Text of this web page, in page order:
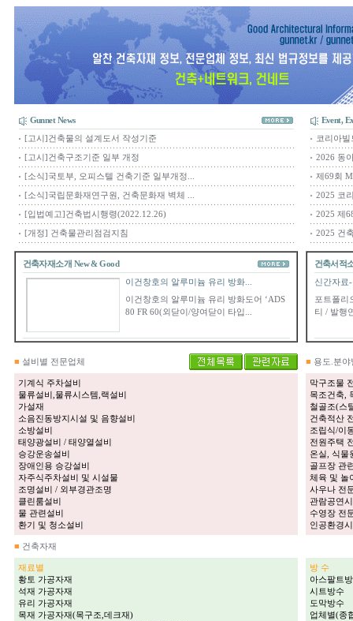
Gunnet News
[고시]건축물의 설계도서 작성기준
[고시]건축구조기준 일부 개정
[소식]국토부, 오피스텔 건축기준 일부개정...
[소식]국립문화재연구원, 건축문화재 벽체 ...
[입법예고]건축법시행령(2022.12.26)
[개정] 건축물관리점검지침
Event,
코리아빌
2026 동
제69회
2025 코
2025 제
2025 건
건축자재소개 New & Good
이건창호의 알루미늄 유리 방화...
이건창호의 알루미늄 유리 방화도어 ‘ADS
80 FR 60(외닫이/양여닫이 타입...
건축서적
신간자료
포트폴리
티 / 발행
■ 설비별 전문업체 ■ 용도.분
기계식 주차설비
물류설비,물류시스템,랙설비
가설재
소음진동방지시설 및 음향설비
소방설비
태양광설비 / 태양열설비
승강운송설비
장애인용 승강설비
자주식주차설비 및 시설물
조명설비 / 외부경관조명
클린룸설비
물 관련설비
환기 및 청소설비
막구조물
목조건축,
철골조(스
건축적산
조립식/이
전원주택
온실, 식물
골프장 관
체육 및 놀
사우나 전
관람공연
수영장 전
인공환경
■ 건축자재
재료별
황토 가공자재
석재 가공자재
유리 가공자재
목재 가공자재(목구조,데크재)
방 수
아스팔트
시트방수
도막방수
업체별(종